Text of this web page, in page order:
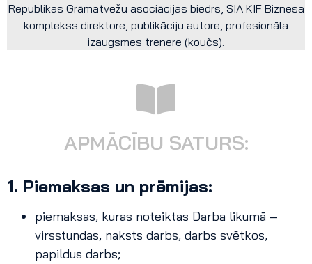
Republikas Grāmatvežu asociācijas biedrs, SIA KIF Biznesa
komplekss direktore, publikāciju autore, profesionāla
izaugsmes trenere (koučs).
APMĀCĪBU SATURS:
1. Piemaksas un prēmijas:
piemaksas, kuras noteiktas Darba likumā –
virsstundas, naksts darbs, darbs svētkos,
papildus darbs;